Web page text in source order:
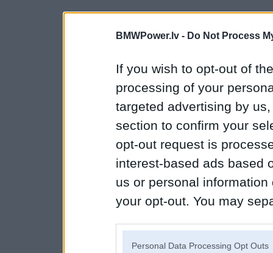
BMWPower.lv - Do Not Process
If you wish to opt-out of
processing of your
targeted advertising by
section to confirm your
opt-out request is
interest-based ads based
us or personal
your opt-out. You may
Personal Data Processing Opt Outs